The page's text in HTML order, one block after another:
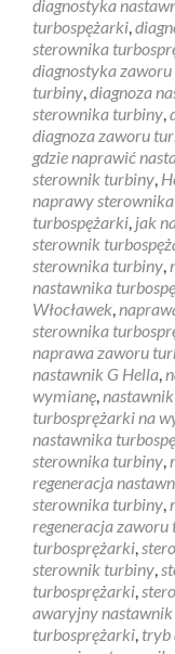
diagnostyka
turbospężarki
sterownika
diagnostyka
turbiny diagnoza
sterownika turbiny
diagnoza zaworu
gdzie naprawić
sterownik turbiny
naprawy
turbospężarki jak
sterownik
sterownika turbiny
nastawnika
Włocławek
sterownika
naprawa zaworu
nastawnik G Hella
wymianę
turbosprężarki na
nastawnika
sterownika turbiny
regeneracja
sterownika turbiny
regeneracja
turbosprężarki
sterownik turbiny
turbosprężarki
awaryjny
turbosprężarki tryb